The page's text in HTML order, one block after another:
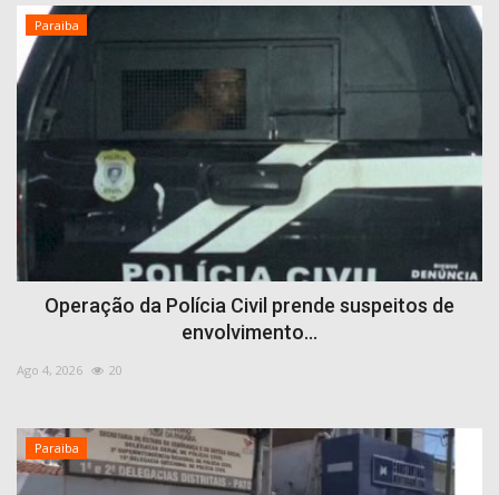
Paraiba
Operação da Polícia Civil prende suspeitos de
envolvimento...
Ago 4, 2026 20
Paraiba